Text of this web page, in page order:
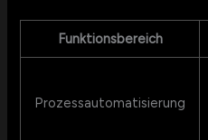
Funktionsbereich
Prozessautomatisierung